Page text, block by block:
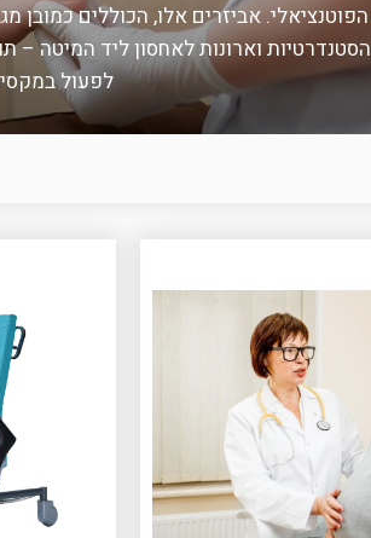
הפוטנציאלי. אביזרים אלו, הכוללים כמובן
הסטנדרטיות וארונות לאחסון ליד המיטה
לפעול